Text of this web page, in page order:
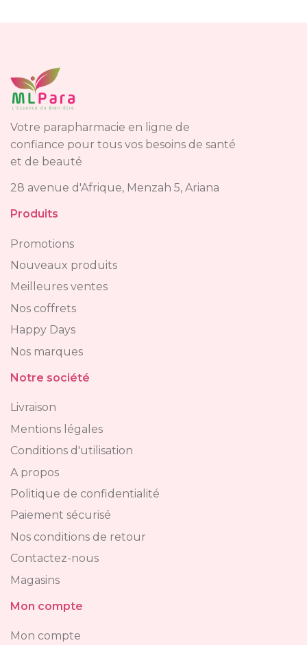
Votre parapharmacie en ligne de
confiance pour tous vos besoins de santé
et de beauté
28 avenue d'Afrique, Menzah 5, Ariana
Produits
Promotions
Nouveaux produits
Meilleures ventes
Nos coffrets
Happy Days
Nos marques
Notre société
Livraison
Mentions légales
Conditions d'utilisation
A propos
Politique de confidentialité
Paiement sécurisé
Nos conditions de retour
Contactez-nous
Magasins
Mon compte
Mon compte